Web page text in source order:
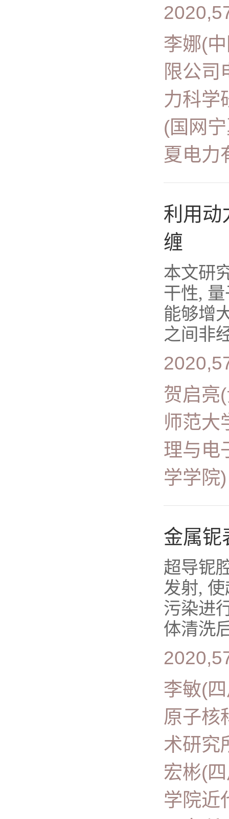
李娜(
限公
力科学
(国网
夏电力
利用动
缠
本文研
干性,
能够增
之间非
贺启亮
师范大
理与电
学学院)
金属铌
超导铌
发射,
污染进
体清洗
李敏(
原子核
术研究
宏彬(
学院近